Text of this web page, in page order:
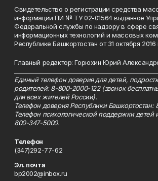
Свидетельство о регистрации средства
информации ПИ № ТУ 02-01564 выданное
Федеральной службы по надзору в сфере
информационных технологий и массовых
Республике Башкортостан от 31 октября 2016
Главный редактор: Горюхин Юрий
Единый телефон доверия для детей,
родителей: 8-800-2000-122 (звонок
для всех жителей России).
Телефон доверия Республики Башкортостан:
Телефон психологической поддержки детей
800-347-5000.
Телефон
(347)292-77-62
Эл. почта
bp2002@inbox.ru